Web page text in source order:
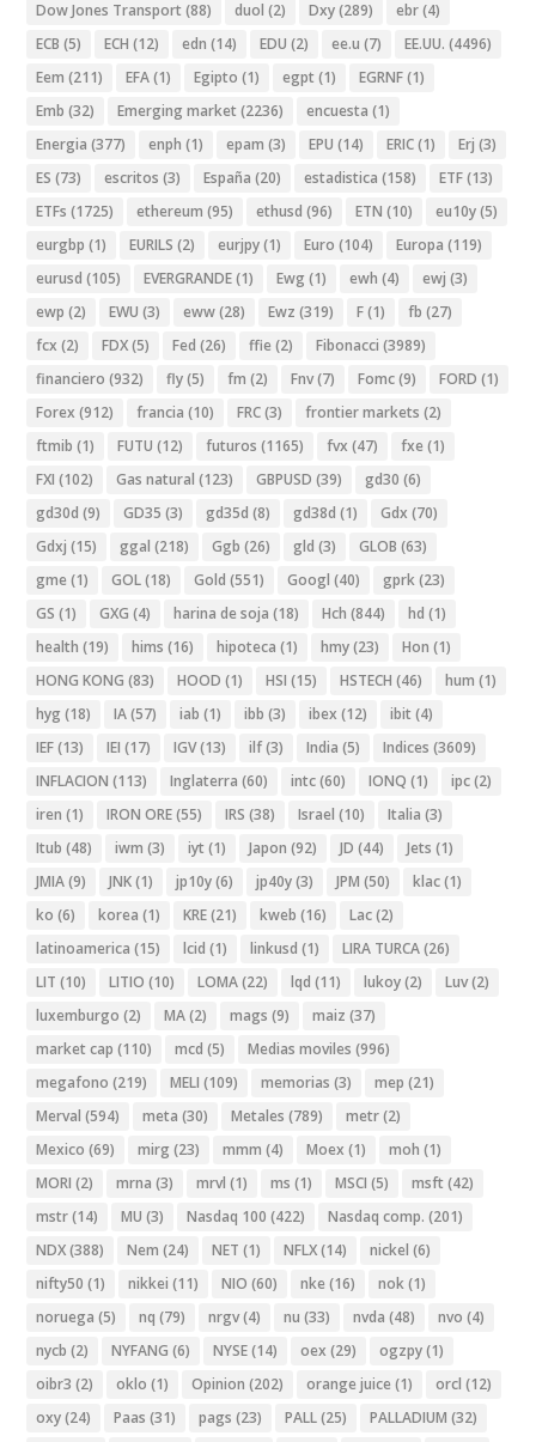
Dow Jones Transport (88) duol (2) Dxy(289) ebr(4)
ECB (5) ECH (12) edn (14) EDU (2) ee.u (7) EE.UU. (4496)
Eem (211) EFA(1) Egipto (1) egpt (1) EGRNF(1)
Emb (32) Emerging market (2236) encuesta (1)
Energia (377) enph (1) epam (3) EPU (14) ERIC(1) Erj (3)
ES (73) escritos (3) España (20) estadistica (158) ETF(13)
ETFs (1725) ethereum (95) ethusd (96) ETN (10) eu10y(5)
eurgbp (1) EURILS (2) eurjpy(1) Euro (104) Europa (119)
eurusd (105) EVERGRANDE(1) Ewg (1) ewh (4) ewj (3)
ewp (2) EWU (3) eww(28) Ewz (319) F(1) fb (27)
fcx (2) FDX(5) Fed (26) ffie (2) Fibonacci (3989)
financiero (932) fly(5) fm (2) Fnv(7) Fomc(9) FORD (1)
Forex (912) francia (10) FRC(3) frontier markets (2)
ftmib (1) FUTU (12) futuros (1165) fvx (47) fxe (1)
FXI (102) Gas natural (123) GBPUSD (39) gd30 (6)
gd30d (9) GD35 (3) gd35d (8) gd38d (1) Gdx (70)
Gdxj (15) ggal (218) Ggb (26) gld (3) GLOB (63)
gme (1) GOL(18) Gold (551) Googl (40) gprk(23)
GS (1) GXG (4) harina de soja (18) Hch (844) hd (1)
health (19) hims (16) hipoteca (1) hmy(23) Hon (1)
HONG KONG (83) HOOD (1) HSI (15) HSTECH (46) hum (1)
hyg (18) IA(57) iab (1) ibb (3) ibex (12) ibit (4)
IEF(13) IEI (17) IGV(13) ilf(3) India (5) Indices (3609)
INFLACION (113) Inglaterra (60) intc(60) IONQ (1) ipc(2)
iren (1) IRON ORE(55) IRS (38) Israel (10) Italia (3)
Itub (48) iwm (3) iyt (1) Japon (92) JD (44) Jets (1)
JMIA(9) JNK(1) jp10y(6) jp40y(3) JPM (50) klac(1)
ko (6) korea (1) KRE(21) kweb (16) Lac(2)
latinoamerica (15) lcid (1) linkusd (1) LIRA TURCA(26)
LIT (10) LITIO (10) LOMA(22) lqd (11) lukoy(2) Luv(2)
luxemburgo (2) MA(2) mags (9) maiz (37)
market cap (110) mcd (5) Medias moviles (996)
megafono (219) MELI (109) memorias (3) mep (21)
Merval (594) meta (30) Metales (789) metr(2)
Mexico (69) mirg (23) mmm (4) Moex (1) moh (1)
MORI (2) mrna (3) mrvl (1) ms (1) MSCI (5) msft (42)
mstr(14) MU (3) Nasdaq 100 (422) Nasdaq comp. (201)
NDX(388) Nem (24) NET (1) NFLX(14) nickel (6)
nifty50 (1) nikkei (11) NIO (60) nke (16) nok(1)
noruega (5) nq (79) nrgv(4) nu (33) nvda (48) nvo (4)
nycb (2) NYFANG (6) NYSE(14) oex (29) ogzpy(1)
oibr3 (2) oklo (1) Opinion (202) orange juice (1) orcl (12)
oxy(24) Paas (31) pags (23) PALL(25) PALLADIUM (32)